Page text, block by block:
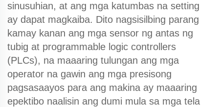
sinusuhian, at ang mga katumbas na setting
ay dapat magkaiba. Dito nagsisilbing parang
kamay kanan ang mga sensor ng antas ng
tubig at programmable logic controllers
(PLCs), na maaaring tulungan ang mga
operator na gawin ang mga presisong
pagsasaayos para ang makina ay maaaring
epektibo naalisin ang dumi mula sa mga tela